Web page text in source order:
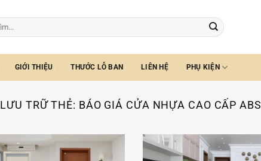
GIỚI THIỆU THƯỚC LỖ BAN LIÊN HỆ PHỤ KIỆN
LƯU TRỮ THẺ: BÁO GIÁ CỬA NHỰA CAO CẤP ABS